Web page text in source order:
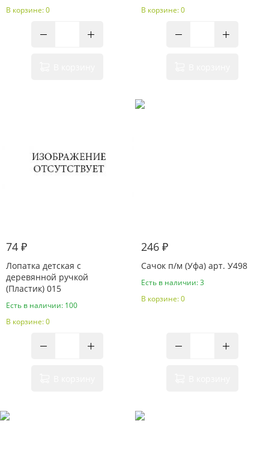
В корзине: 0
В корзине: 0
74 ₽
Лопатка детская с
деревянной ручкой
(Пластик) 015
Есть в наличии: 100
В корзине: 0
246 ₽
Сачок п/м (Уфа) арт. У498
Есть в наличии: 3
В корзине: 0